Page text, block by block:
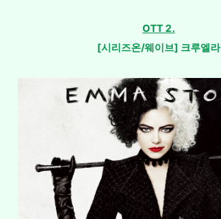
OTT 2.
[시리즈온/웨이브] 크루엘라